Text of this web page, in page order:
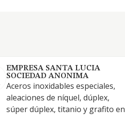
EMPRESA SANTA LUCIA
SOCIEDAD ANONIMA
Aceros inoxidables especiales,
aleaciones de níquel, dúplex,
súper dúplex, titanio y grafito en